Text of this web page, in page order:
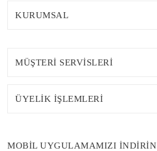
KURUMSAL
MÜŞTERİ SERVİSLERİ
ÜYELİK İŞLEMLERİ
MOBİL UYGULAMAMIZI İNDİRİN